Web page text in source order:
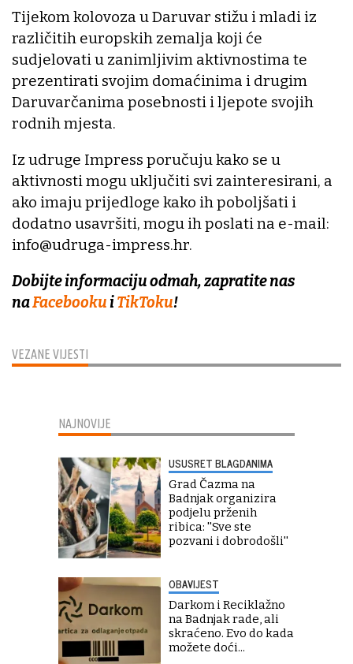
VEZANE VIJESTI
Tijekom kolovoza u Daruvar stižu i mladi iz
različitih europskih zemalja koji će
sudjelovati u zanimljivim aktivnostima te
prezentirati svojim domaćinima i drugim
Daruvarčanima posebnosti i ljepote svojih
rodnih mjesta.
Iz udruge Impress poručuju kako se u
aktivnosti mogu uključiti svi zainteresirani, a
ako imaju prijedloge kako ih poboljšati i
dodatno usavršiti, mogu ih poslati na e-mail:
info@udruga-impress.hr.
Dobijte informaciju odmah, zapratite nas
naFacebookuiTikToku!
NAJNOVIJE
USUSRET BLAGDANIMA
Grad Čazma na
Badnjak organizira
podjelu prženih
ribica: ''Sve ste
pozvani i dobrodošli''
OBAVIJEST
Darkom i Reciklažno
na Badnjak rade, ali
skraćeno. Evo do kada
možete doći...